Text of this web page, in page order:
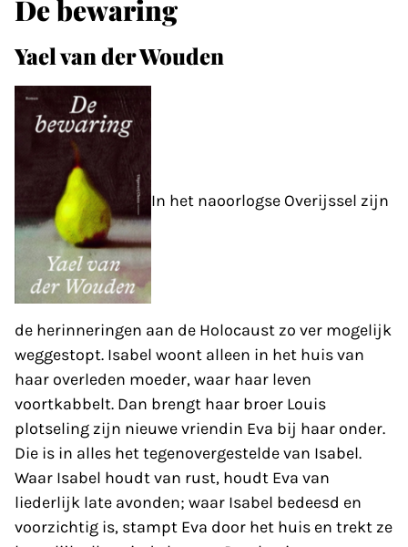
De bewaring
Yael van der Wouden
In het naoorlogse Overijssel zijn
de herinneringen aan de Holocaust zo ver mogelijk
weg­gestopt. Isabel woont alleen in het huis van
haar overleden moeder, waar haar leven
voortkabbelt. Dan brengt haar broer Louis
plotseling zijn nieuwe vriendin Eva bij haar onder.
Die is in alles het tegenovergestelde van Isabel.
Waar Isabel houdt van rust, houdt Eva van
liederlijk late avonden; waar Isabel bedeesd en
voorzichtig is, stampt Eva door het huis en trekt ze